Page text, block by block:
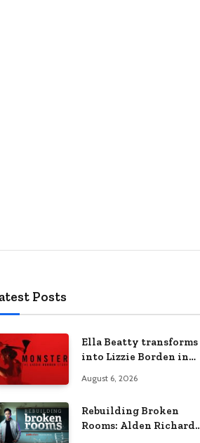
Posts
Ella Beatty transforms
into Lizzie Borden in
Lizzie Borden Story
August 6, 2026
Rebuilding Broken
Rooms: Alden Richards